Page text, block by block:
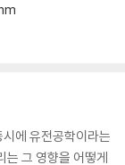
에 유전공학이라는
는 그 영향을 어떻게